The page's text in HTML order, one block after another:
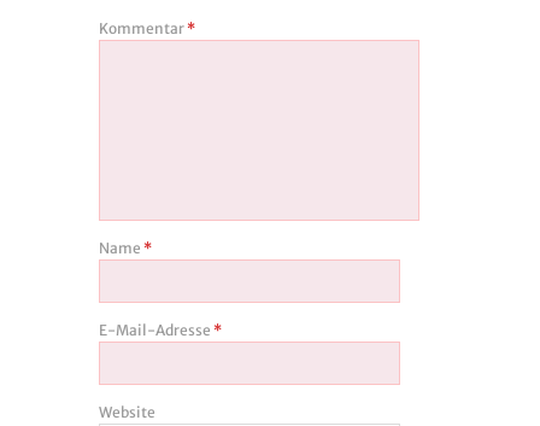
Kommentar *
Name *
E-Mail-Adresse *
Website